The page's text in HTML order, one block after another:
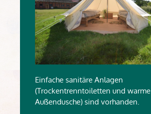
Einfache sanitäre Anlagen
(Trockentrenntoiletten und warme
Außendusche) sind vorhanden.